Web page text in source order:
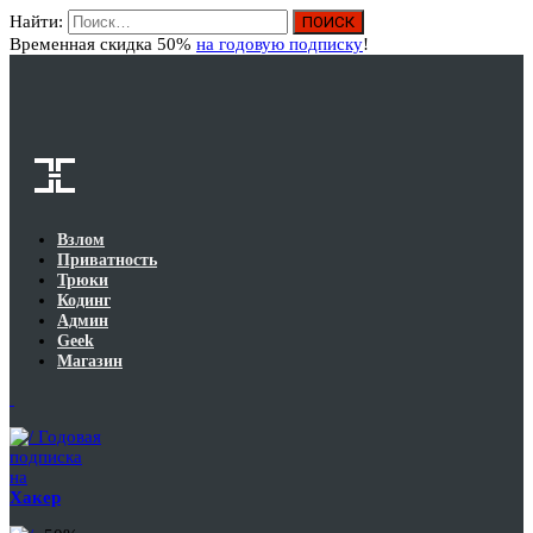
Найти:
Временная скидка 50% на годовую подписку!
Взлом
Приватность
Трюки
Кодинг
Админ
Geek
Магазин
Годовая
подписка
на
Хакер